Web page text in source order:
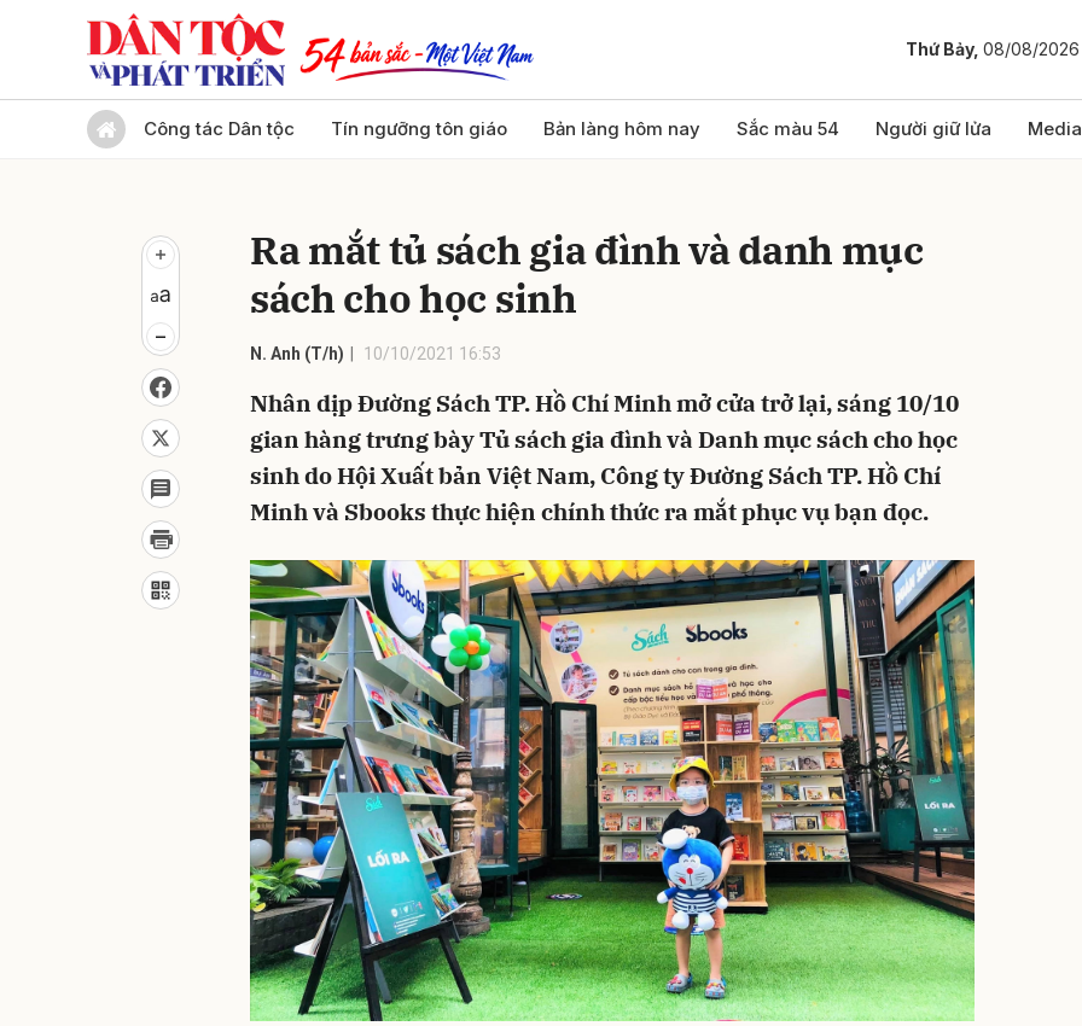
Thứ Bảy, 08/08/2026
Công tác Dân tộc Tín ngưỡng tôn giáo Bản làng hôm nay Sắc màu 54 Người giữ lửa Media
Ra mắt tủ sách gia đình và danh mục
sách cho học sinh
N. Anh (T/h) 10/10/2021 16:53
Nhân dịp Đường Sách TP. Hồ Chí Minh mở cửa trở lại, sáng 10/10
gian hàng trưng bày Tủ sách gia đình và Danh mục sách cho học
sinh do Hội Xuất bản Việt Nam, Công ty Đường Sách TP. Hồ Chí
Minh và Sbooks thực hiện chính thức ra mắt phục vụ bạn đọc.
Gửi bình luận
Hủy